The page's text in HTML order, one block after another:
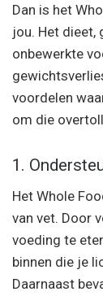
Dan is het
jou. Het dieet,
onbewerkte
voordelen
om die
1.
Het Whole
van vet. Door
voeding te
binnen die je
Daarnaast